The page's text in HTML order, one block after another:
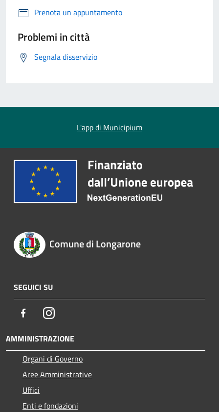
Prenota un appuntamento
Problemi in città
Segnala disservizio
L'app di Municipium
Comune di Longarone
SEGUICI SU
FacebookInstagram
AMMINISTRAZIONE
Organi di Governo
Aree Amministrative
Uffici
Enti e fondazioni